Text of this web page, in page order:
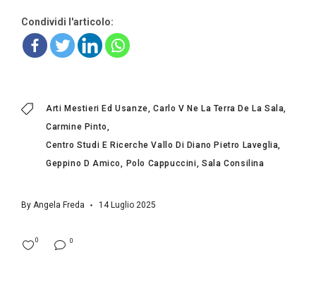
Condividi l'articolo:
Arti Mestieri Ed Usanze
Carlo V Ne La Terra De La Sala
Carmine Pinto
Centro Studi E Ricerche Vallo Di Diano Pietro Laveglia
Geppino D Amico
Polo Cappuccini Sala Consilina
By Angela Freda 14 Luglio 2025
0
0